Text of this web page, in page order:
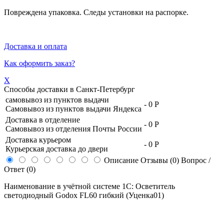
Повреждена упаковка. Следы установки на распорке.
Доставка и оплата
Как оформить заказ?
X
Способы доставки в Санкт-Петербург
самовывоз из пунктов выдачи
Самовывоз из пунктов выдачи Яндекса
- 0 Р
Доставка в отделение
Самовывоз из отделения Почты России
- 0 Р
Доставка курьером
Курьерская доставка до двери
- 0 Р
Описание Отзывы (0) Вопрос /
Ответ (0)
Наименование в учётной системе 1С: Осветитель
светодиодный Godox FL60 гибкий (Уценка01)